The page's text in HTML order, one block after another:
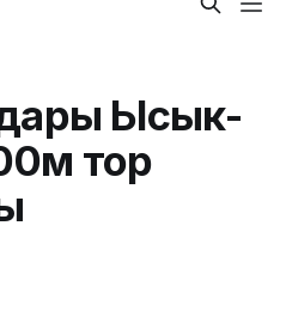
Ысык-
тор